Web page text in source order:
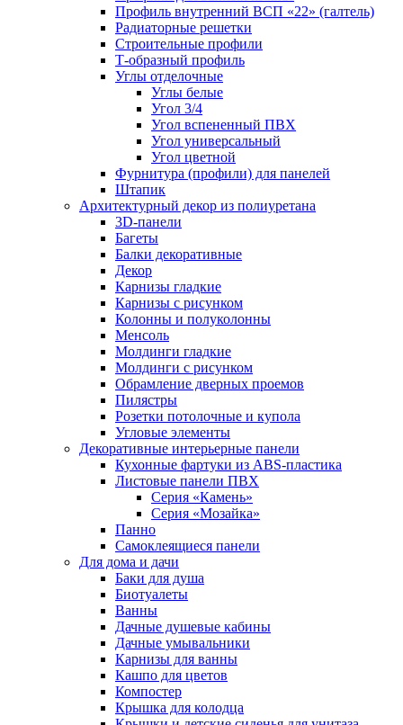
Профиль внутренний ВСП «22» (галтель)
Радиаторные решетки
Строительные профили
Т-образный профиль
Углы отделочные
Углы белые
Угол 3/4
Угол вспененный ПВХ
Угол универсальный
Угол цветной
Фурнитура (профили) для панелей
Штапик
Архитектурный декор из полиуретана
3D-панели
Багеты
Балки декоративные
Декор
Карнизы гладкие
Карнизы с рисунком
Колонны и полуколонны
Менсоль
Молдинги гладкие
Молдинги с рисунком
Обрамление дверных проемов
Пилястры
Розетки потолочные и купола
Угловые элементы
Декоративные интерьерные панели
Кухонные фартуки из ABS-пластика
Листовые панели ПВХ
Серия «Камень»
Серия «Мозайка»
Панно
Самоклеящиеся панели
Для дома и дачи
Баки для душа
Биотуалеты
Ванны
Дачные душевые кабины
Дачные умывальники
Карнизы для ванны
Кашпо для цветов
Компостер
Крышка для колодца